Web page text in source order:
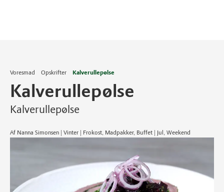
Voresmad Opskrifter Kalverullepølse
Kalverullepølse
Kalverullepølse
Af Nanna Simonsen | Vinter | Frokost, Madpakker, Buffet | Jul, Weekend